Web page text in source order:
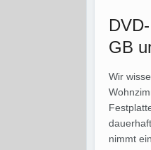
GB
Wir
nimmt